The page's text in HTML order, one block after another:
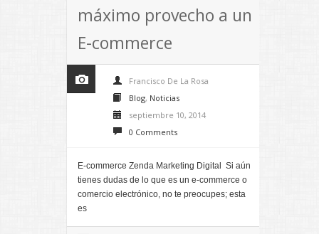
máximo provecho a un
E-commerce
Francisco De La Rosa
Blog, Noticias
septiembre 10, 2014
0 Comments
E-commerce Zenda Marketing Digital Si aún
tienes dudas de lo que es un e-commerce o
comercio electrónico, no te preocupes; esta
es